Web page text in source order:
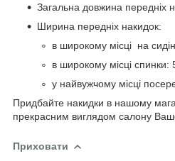
Загальна довжина передніх
Ширина передніх накидок:
в широкому місці на
в широкому місці спинки:
у найвужчому місці
Придбайте накидки в нашому
прекрасним виглядом салону
Приховати